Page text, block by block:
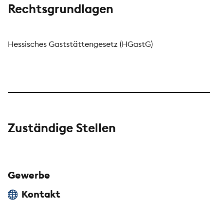
Rechtsgrundlagen
Hessisches Gaststättengesetz (HGastG)
Zuständige Stellen
Gewerbe
Kontakt